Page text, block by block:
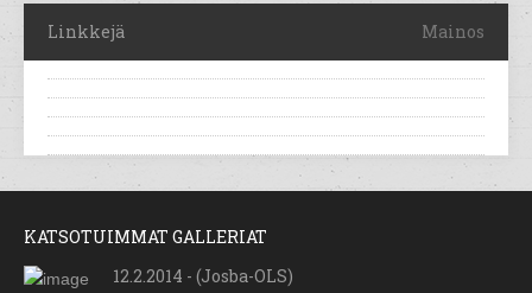
Linkkejä Mainos
KATSOTUIMMAT GALLERIAT
12.2.2014 - (Josba-OLS)